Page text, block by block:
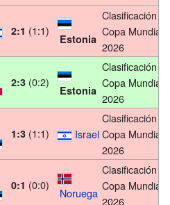
2:1 (1:1)
Estonia
Clasificación
Copa Mundial
2026
2:3(0:2)
Estonia
Clasificación
Copa Mundial
2026
1:3(1:1) Israel
Clasificación
Copa Mundial
2026
0:1 (0:0)
Noruega
Clasificación
Copa Mundial
2026